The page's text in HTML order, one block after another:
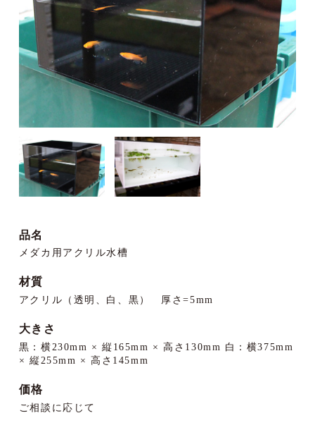
品名
メダカ用アクリル水槽
材質
アクリル（透明、白、黒） 厚さ=5mm
大きさ
黒：横230mm × 縦165mm × 高さ130mm 白：横375mm
× 縦255mm × 高さ145mm
価格
ご相談に応じて